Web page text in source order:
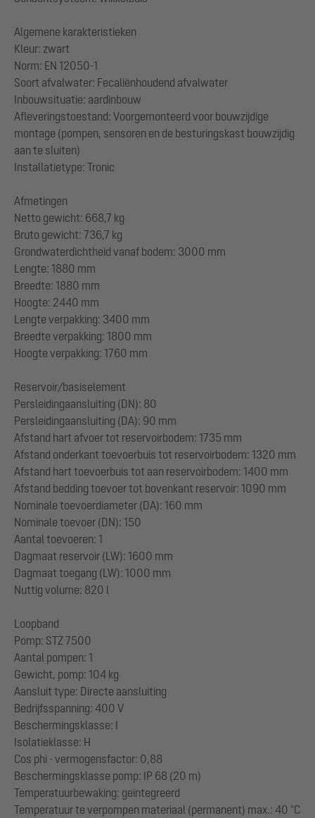
Algemene karakteristieken
Kleur: zwart
Norm: EN 12050-1
Soort afvalwater: Fecaliënhoudend afvalwater
Inbouwsituatie: aardinbouw
Afleveringstoestand: Voorgemonteerd voor bouwzijdige
montage (pompen, sensoren en de besturingskast bouwzijdig
aan te sluiten)
Installatietype: Tronic
Afmetingen
Netto gewicht: 668,7 kg
Bruto gewicht: 736,7 kg
Grondwaterdichtheid vanaf bodem: 3000 mm
Lengte: 1880 mm
Breedte: 1880 mm
Hoogte: 2440 mm
Lengte verpakking: 3400 mm
Breedte verpakking: 1800 mm
Hoogte verpakking: 1760 mm
Reservoir/basiselement
Persleidingaansluiting (DN): 80
Persleidingaansluiting (DA): 90 mm
Afstand hart afvoer tot reservoirbodem: 1735 mm
Afstand onderkant toevoerbuis tot reservoirbodem: 1320 mm
Afstand hart toevoerbuis tot aan reservoirbodem: 1400 mm
Afstand bedding toevoer tot bovenkant reservoir: 1090 mm
Nominale toevoerdiameter (DA): 160 mm
Nominale toevoer (DN): 150
Aantal toevoeren: 1
Dagmaat reservoir (LW): 1600 mm
Dagmaat toegang (LW): 1000 mm
Nuttig volume: 820 l
Loopband
Pomp: STZ 7500
Aantal pompen: 1
Gewicht, pomp: 104 kg
Aansluit type: Directe aansluiting
Bedrijfsspanning: 400 V
Beschermingsklasse: I
Isolatieklasse: H
Cos phi - vermogensfactor: 0,88
Beschermingsklasse pomp: IP 68 (20 m)
Temperatuurbewaking: geïntegreerd
Temperatuur te verpompen materiaal (permanent) max.: 40 °C